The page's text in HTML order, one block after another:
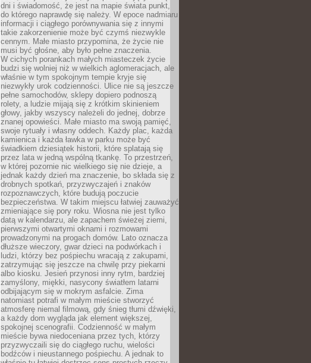
dni i świadomość, że jest na mapie świata punkt,
do którego naprawdę się należy. W epoce nadmiaru
informacji i ciągłego porównywania się z innymi
takie zakorzenienie może być czymś niezwykle
cennym. Małe miasto przypomina, że życie nie
musi być głośne, aby było pełne znaczenia.
W cichych porankach małych miasteczek życie
budzi się wolniej niż w wielkich aglomeracjach, ale
właśnie w tym spokojnym tempie kryje się
niezwykły urok codzienności. Ulice nie są jeszcze
pełne samochodów, sklepy dopiero podnoszą
rolety, a ludzie mijają się z krótkim skinieniem
głowy, jakby wszyscy należeli do jednej, dobrze
znanej opowieści. Małe miasto ma swoją pamięć,
swoje rytuały i własny oddech. Każdy plac, każda
kamienica i każda ławka w parku może być
świadkiem dziesiątek historii, które splatają się
przez lata w jedną wspólną tkankę. To przestrzeń,
w której pozornie nic wielkiego się nie dzieje, a
jednak każdy dzień ma znaczenie, bo składa się z
drobnych spotkań, przyzwyczajeń i znaków
rozpoznawczych, które budują poczucie
bezpieczeństwa. W takim miejscu łatwiej zauważyć
zmieniające się pory roku. Wiosna nie jest tylko
datą w kalendarzu, ale zapachem świeżej ziemi,
pierwszymi otwartymi oknami i rozmowami
prowadzonymi na progach domów. Lato oznacza
dłuższe wieczory, gwar dzieci na podwórkach i
ludzi, którzy bez pośpiechu wracają z zakupami,
zatrzymując się jeszcze na chwilę przy piekarni
albo kiosku. Jesień przynosi inny rytm, bardziej
zamyślony, miękki, nasycony światłem latarni
odbijającym się w mokrym asfalcie. Zima
natomiast potrafi w małym mieście stworzyć
atmosferę niemal filmową, gdy śnieg tłumi dźwięki,
a każdy dom wygląda jak element większej,
spokojnej scenografii. Codzienność w małym
mieście bywa niedoceniana przez tych, którzy
przyzwyczaili się do ciągłego ruchu, wielości
bodźców i nieustannego pośpiechu. A jednak to